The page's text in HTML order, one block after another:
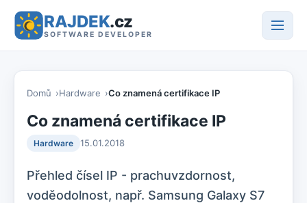
RAJDEK.cz
SOFTWARE DEVELOPER
Domů Hardware Co znamená certifikace IP
Co znamená certifikace IP
Hardware 15.01.2018
Přehled čísel IP - prachuvzdornost,
voděodolnost, např. Samsung Galaxy S7